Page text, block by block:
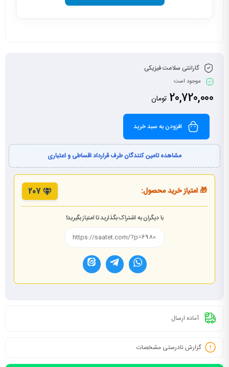
گارانتی سلامت فیزیکی
موجود است
20,720,000 تومان
افزودن به سبد خرید
مشاهده تامین کنندگان طرف قرارداد اقساطی و اعتباری
🎁 امتیاز خرید محصول: 207
با دیگران به اشتراک بگذارید تا امتیاز بگیرید!
آماده ارسال
گزارش نادرستی مشخصات